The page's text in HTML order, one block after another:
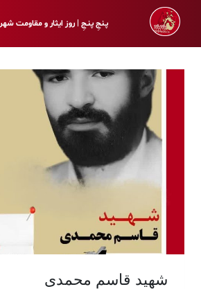
پـنجِ پنـجِ | روز ایثار و مقاومت
شهید قاسم محمدی